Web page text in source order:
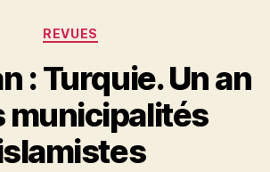
Catégories
REVUES
: Turquie. Un an
municipalités
P
r
S